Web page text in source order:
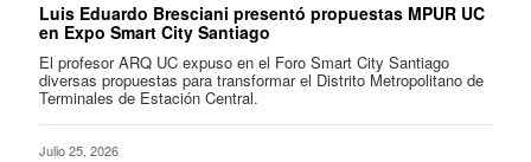
Luis Eduardo Bresciani presentó propuestas MPUR UC
en Expo Smart City Santiago
El profesor ARQ UC expuso en el Foro Smart City Santiago
diversas propuestas para transformar el Distrito Metropolitano de
Terminales de Estación Central.
Julio 25, 2026